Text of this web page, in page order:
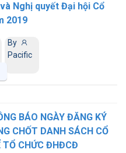
By
Pacific
Nghị quyết Đại hội Cổ
2019
BÁO NGÀY ĐĂNG KÝ
CHỐT DANH SÁCH CỔ
TỔ CHỨC ĐHĐCĐ